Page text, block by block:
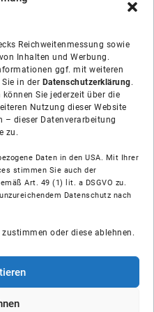
Reichweitenmessung sowie
Inhalten und Werbung.
ggf. mit weiteren
in der Datenschutzerklärung.
Sie jederzeit über die
Nutzung dieser Website
dieser Datenverarbeitung
zu.
Daten in den USA. Mit Ihrer
stimmen Sie auch der
Art. 49 (1) lit. a DSGVO zu.
Datenschutz nach
oder diese ablehnen.